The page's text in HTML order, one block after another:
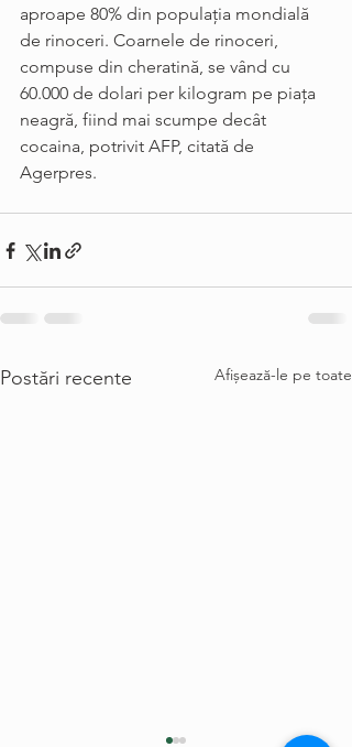
aproape 80% din populaţia mondială
de rinoceri. Coarnele de rinoceri,
compuse din cheratină, se vând cu
60.000 de dolari per kilogram pe piaţa
neagră, fiind mai scumpe decât
cocaina, potrivit AFP, citată de
Agerpres.
Postări recente Afișează-le pe toate